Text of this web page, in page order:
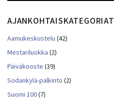
AJANKOHTAISKATEGORIAT
Aamukeskustelu (42)
Mestariluokka (2)
Päiväkooste (39)
Sodankylä-palkinto (2)
Suomi 100(7)